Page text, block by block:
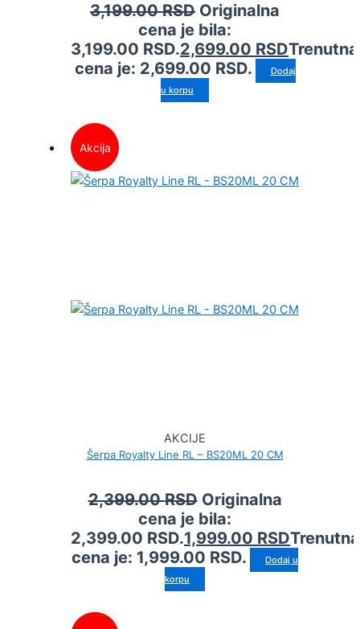
3,199.00RSD Originalna
cena je bila:
3,199.00 RSD.2,699.00 RSDTrenutna
cena je: 2,699.00 RSD.
Dodaj
u korpu
Akcija
AKCIJE
Šerpa Royalty Line RL – BS20ML 20 CM
2,399.00RSD Originalna
cena je bila:
2,399.00 RSD.1,999.00 RSDTrenutna
cena je: 1,999.00 RSD.
Dodaj u
korpu